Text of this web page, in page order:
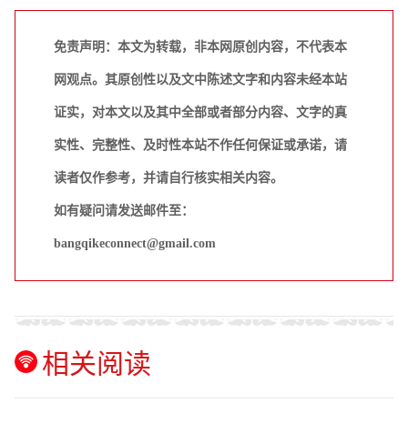
免责声明：本文为转载，非本网原创内容，不代表本
网观点。其原创性以及文中陈述文字和内容未经本站
证实，对本文以及其中全部或者部分内容、文字的真
实性、完整性、及时性本站不作任何保证或承诺，请
读者仅作参考，并请自行核实相关内容。
如有疑问请发送邮件至：
bangqikeconnect@gmail.com
相关阅读